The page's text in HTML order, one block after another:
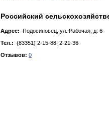
Российский
Адрес: Подосиновец, yл. Рaбoчaя, д. 6
Тел.: (83351) 2-15-88, 2-21-36
Отзывов: 0